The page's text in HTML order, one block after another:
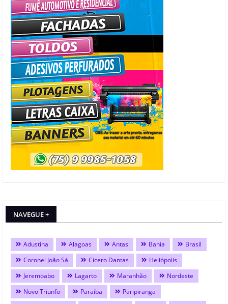
NAVEGUE +
Adustina Alagoas Antas Bahia
Brasil
Coronel João Sá
Cícero Dantas
Heliópolis
Jeremoabo
Lagarto Maranhão
Nordeste
Novo Triunfo
Paraíba
Paripiranga